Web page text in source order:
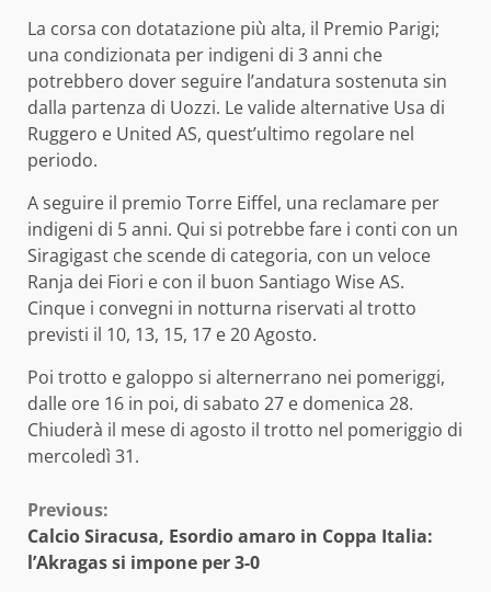
La corsa con dotatazione più alta, il Premio Parigi;
una condizionata per indigeni di 3 anni che
potrebbero dover seguire l’andatura sostenuta sin
dalla partenza di Uozzi. Le valide alternative Usa di
Ruggero e United AS, quest’ultimo regolare nel
periodo.
A seguire il premio Torre Eiffel, una reclamare per
indigeni di 5 anni. Qui si potrebbe fare i conti con un
Siragigast che scende di categoria, con un veloce
Ranja dei Fiori e con il buon Santiago Wise AS.
Cinque i convegni in notturna riservati al trotto
previsti il 10, 13, 15, 17 e 20 Agosto.
Poi trotto e galoppo si alternerrano nei pomeriggi,
dalle ore 16 in poi, di sabato 27 e domenica 28.
Chiuderà il mese di agosto il trotto nel pomeriggio di
mercoledì 31.
Continue
Reading
Previous:
Calcio Siracusa, Esordio amaro in Coppa Italia:
l’Akragas si impone per 3-0